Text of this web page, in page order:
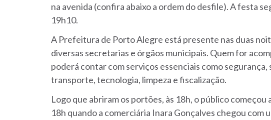
na avenida (confira abaixo a ordem do desfile). A festa
19h10.
A Prefeitura de Porto Alegre está presente nas duas
diversas secretarias e órgãos municipais. Quem for
poderá contar com serviços essenciais como
transporte, tecnologia, limpeza e fiscalização.
Logo que abriram os portões, às 18h, o público começou
18h quando a comerciária Inara Gonçalves chegou com